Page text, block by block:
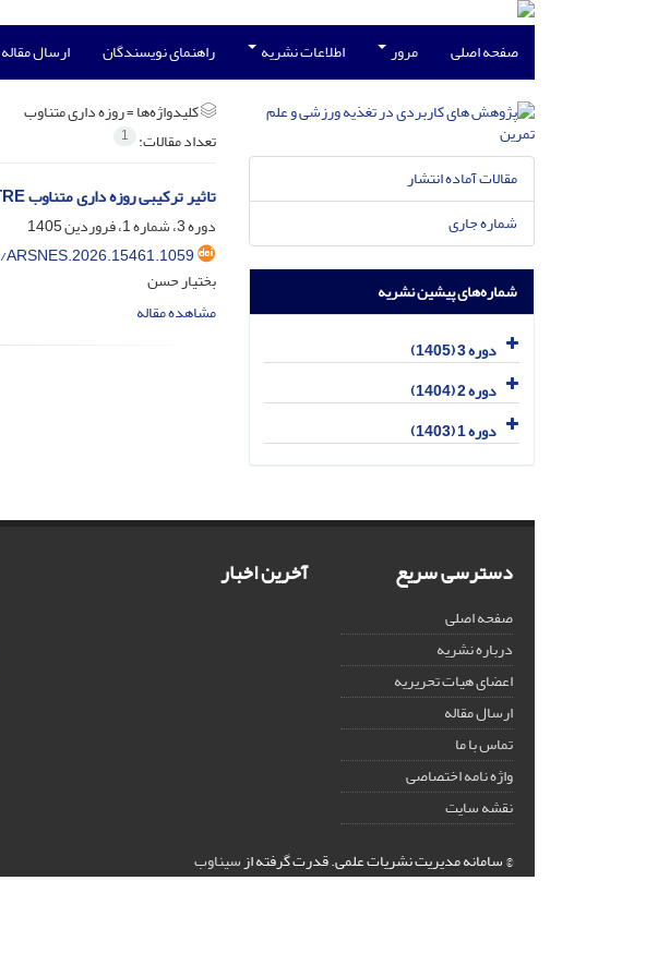
صفحه اصلی مرور اطلاعات نشریه راهنمای نویسندگان ارسال مقاله
کلیدواژه‌ها =روزه داری متناوب
تعداد مقالات: 1
تاثیر ترکیبی روزه داری متناوب TRE و تمرینات مقاومتی شدید بر سفتی شریانی روده در بزرگسالان چاق مبتلا به سندرم متابولیک
دوره 3، شماره 1، فروردین 1405
بختیار حسن
مشاهده مقاله
مقالات آماده انتشار
شماره جاری
شماره‌های پیشین نشریه
دوره 3 (1405)
دوره 2 (1404)
دوره 1 (1403)
دسترسی سریع
صفحه اصلی
درباره نشریه
اعضای هیات تحریریه
ارسال مقاله
تماس با ما
واژه نامه اختصاصی
نقشه سایت
آخرین اخبار
© سامانه مدیریت نشریات علمی.قدرت گرفته ازسیناوب